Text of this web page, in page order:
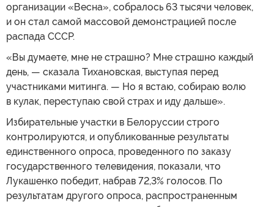
организации «Весна», собралось 63 тысячи человек,
и он стал самой массовой демонстрацией после
распада СССР.
«Вы думаете, мне не страшно? Мне страшно каждый
день, — сказала Тихановская, выступая перед
участниками митинга. — Но я встаю, собираю волю
в кулак, переступаю свой страх и иду дальше».
Избирательные участки в Белоруссии строго
контролируются, и опубликованные результаты
единственного опроса, проведенного по заказу
государственного телевидения, показали, что
Лукашенко победит, набрав 72,3% голосов. По
результатам другого опроса, распространенным